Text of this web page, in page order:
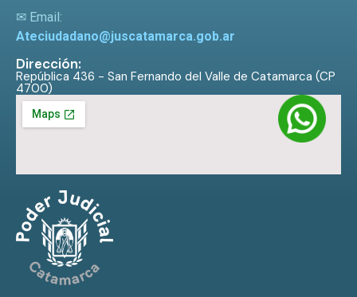
✉ Email:
Ateciudadano@juscatamarca.gob.ar
Dirección:
República 436 - San Fernando del Valle de Catamarca (CP
4700)